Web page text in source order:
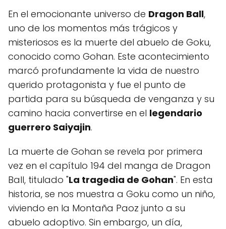
En el emocionante universo de Dragon Ball,
uno de los momentos más trágicos y
misteriosos es la muerte del abuelo de Goku,
conocido como Gohan. Este acontecimiento
marcó profundamente la vida de nuestro
querido protagonista y fue el punto de
partida para su búsqueda de venganza y su
camino hacia convertirse en el legendario
guerrero Saiyajin.
La muerte de Gohan se revela por primera
vez en el capítulo 194 del manga de Dragon
Ball, titulado "La tragedia de Gohan". En esta
historia, se nos muestra a Goku como un niño,
viviendo en la Montaña Paoz junto a su
abuelo adoptivo. Sin embargo, un día,